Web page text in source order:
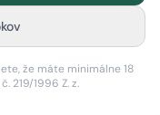
že máte minimálne 18
219/1996 Z. z.